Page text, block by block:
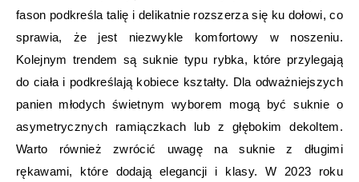
fason podkreśla talię i delikatnie rozszerza się ku dołowi, co
sprawia, że jest niezwykle komfortowy w noszeniu.
Kolejnym trendem są suknie typu rybka, które przylegają
do ciała i podkreślają kobiece kształty. Dla odważniejszych
panien młodych świetnym wyborem mogą być suknie o
asymetrycznych ramiączkach lub z głębokim dekoltem.
Warto również zwrócić uwagę na suknie z długimi
rękawami, które dodają elegancji i klasy. W 2023 roku